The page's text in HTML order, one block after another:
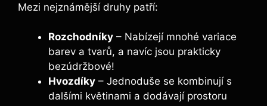
Mezi nejznámější druhy patří:
Rozchodníky – Nabízejí mnohé variace
barev a tvarů, a navíc jsou prakticky
bezúdržbové!
Hvozdíky – Jednoduše se kombinují s
dalšími květinami a dodávají prostoru